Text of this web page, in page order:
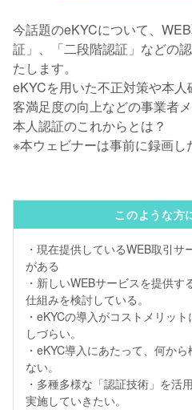
今話題のeKYCについて、
証」、「二段階認証」などの
たします。
eKYCを用いた不正対策や本
客満足度の向上などの事業者
本人認証のこれからとは？
※本ウェビナーは事前に録画し
このような方
・現在提供しているWEB取引
がある
・新しいWEBサービスを提供
仕組みを検討している。
・eKYCの導入がコストメリッ
しづらい。
・eKYC導入にあたって、何か
ない。
・多種多様な「認証技術」を活
実施していきたい。